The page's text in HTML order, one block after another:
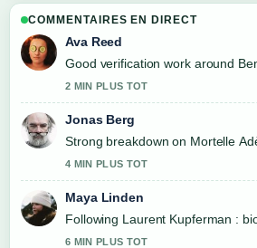
COMMENTAIRES EN DIRECT
Ava Reed
Good verification work around
2 MIN PLUS TOT
Jonas Berg
Strong breakdown on Mortelle
4 MIN PLUS TOT
Maya Linden
Following Laurent Kupferman :
6 MIN PLUS TOT